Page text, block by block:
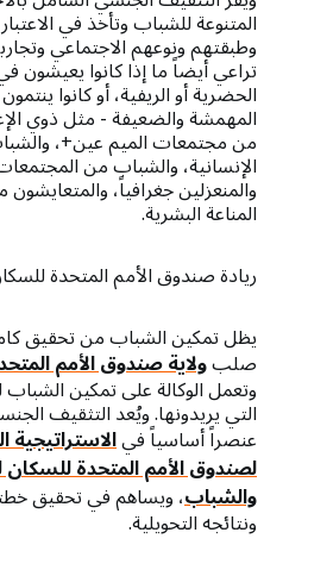
المتنوعة للشباب وتأخذ في
وطبقتهم ونوعهم الاجتماعي
تراعي أيضاً ما إذا كانوا يعيشون
الحضرية أو الريفية، أو كانوا
المهمشة والضعيفة - مثل ذوي
من مجتمعات الميم عين+،
الإنسانية، والشباب من
والمنعزلين جغرافياً،
المناعة البشرية.
ريادة صندوق الأمم المتحدة
يظل تمكين الشباب من تحقيق
صلبولاية صندوق الأمم
وتعمل الوكالة على تمكين الشباب
التي يريدونها. ويُعد التثقيف
عنصراً أساسياً فيالاستراتيجية
لصندوق الأمم المتحدة للسكان
والشباب، ويساهم في تحقيق
ونتائجه التحويلية.